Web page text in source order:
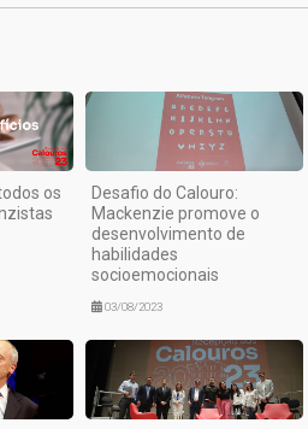
os
Desafio do Calouro:
Mackenzie promove o
desenvolvimento de
habilidades
socioemocionais
03/08/2023